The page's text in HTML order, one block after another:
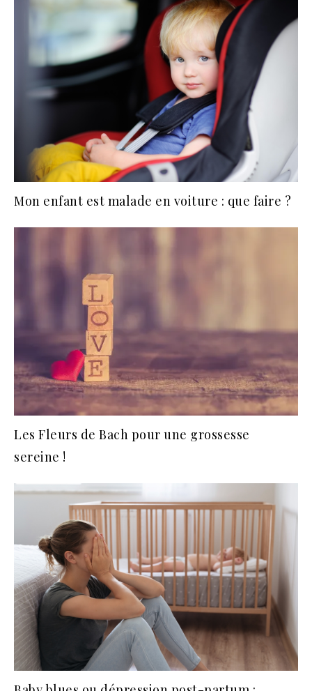
Mon enfant est malade en voiture : que faire ?
Les Fleurs de Bach pour une grossesse
sereine !